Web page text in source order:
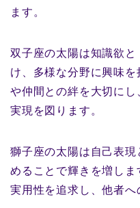
ます。
双子座の太陽は知識欲
け、多様な分野に興味
や仲間との絆を大切に
実現を図ります。
獅子座の太陽は自己表
めることで輝きを増しま
実用性を追求し、他者へ